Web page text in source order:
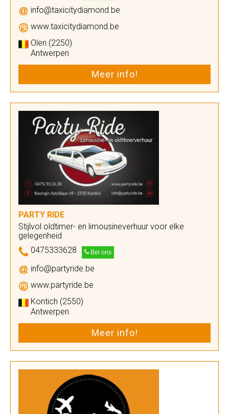
info@taxicitydiamond.be
www.taxicitydiamond.be
Olen (2250)
Antwerpen
Meer info!
PARTY RIDE
Stijlvol oldtimer- en limousineverhuur voor elke
gelegenheid
0475333628
Bel ons
info@partyride.be
www.partyride.be
Kontich (2550)
Antwerpen
Meer info!